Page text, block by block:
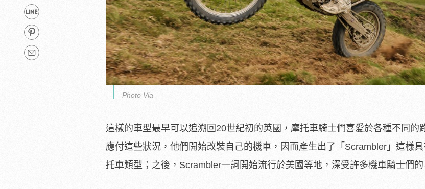
Photo Via
這樣的車型最早可以追溯回20世紀初的英國，摩托車騎士們喜愛於各種不同的
應付這些狀況，他們開始改裝自己的機車，因而產生出了「Scrambler」這樣
托車類型；之後，Scrambler一詞開始流行於美國等地，深受許多機車騎士們的